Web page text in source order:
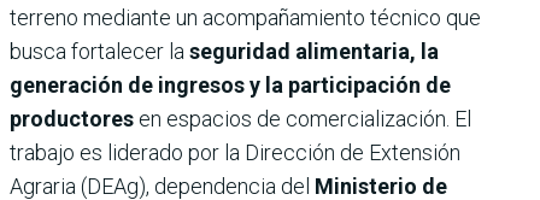
terreno mediante un acompañamiento técnico que
busca fortalecer la seguridad alimentaria, la
generación de ingresos y la participación de
productores en espacios de comercialización. El
trabajo es liderado por la Dirección de Extensión
Agraria (DEAg), dependencia del Ministerio de